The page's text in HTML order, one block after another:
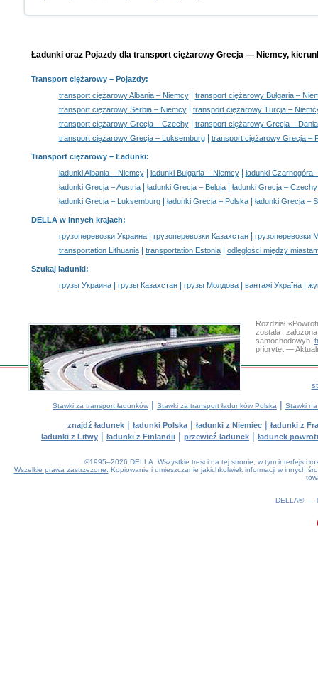
Ładunki oraz Pojazdy dla transport ciężarowy Grecja — Niemcy,
Transport ciężarowy– Pojazdy:
transport ciężarowy Albania – Niemcy|
transport ciężarowy Bułgaria –
transport ciężarowy Serbia – Niemcy|
transport ciężarowy Turcja –
transport ciężarowy Grecja – Czechy| transport ciężarowy Grecja – Dania
transport ciężarowy Grecja – Luksemburg| transport ciężarowy Grecja –
Transport ciężarowy – Ładunki:
ładunki Albania – Niemcy| ładunki Bułgaria – Niemcy|
ładunki Czarnogóra
ładunki Grecja – Austria| ładunki Grecja – Belgia| ładunki Grecja – Czechy
ładunki Grecja – Luksemburg| ładunki Grecja – Polska| ładunki Grecja –
DELLA w innych krajach:
грузоперевозки Украина| грузоперевозки Казахстан|
грузоперевозки
transportation Lithuania| transportation Estonia| odległości między
Szukaj ładunki:
грузы Украина| грузы Казахстан| грузы Молдова| вантажі Україна|
Rozdział
została
samochodowyh
priorytet —
Stawki za transport ładunków | Stawki za transport ładunków Polska | Stawki
znajdź ładunek | ładunki Polska | ładunki z Niemiec | ładunki z
ładunki z Litwy | ładunki z Finlandii | przewieź ładunek | ładunek
©1995–2026 DELLA. Wszystkie treści na tej stronie, w tym interfejs i
Wszelkie prawa zastrzeżone.
Kopiowanie i umieszczanie jakichkolwiek informacji w innych
DELLA® —